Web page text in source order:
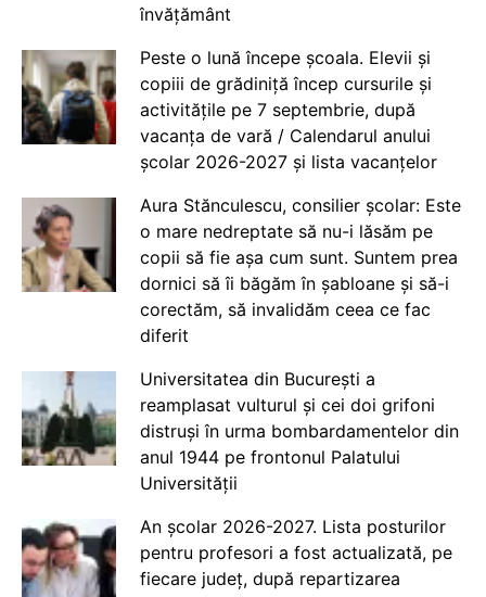
învățământ
Peste o lună începe școala. Elevii și
copiii de grădiniță încep cursurile și
activitățile pe 7 septembrie, după
vacanța de vară / Calendarul anului
școlar 2026-2027 și lista vacanțelor
Aura Stănculescu, consilier școlar: Este
o mare nedreptate să nu-i lăsăm pe
copii să fie așa cum sunt. Suntem prea
dornici să îi băgăm în șabloane și să-i
corectăm, să invalidăm ceea ce fac
diferit
Universitatea din București a
reamplasat vulturul și cei doi grifoni
distruși în urma bombardamentelor din
anul 1944 pe frontonul Palatului
Universității
An școlar 2026-2027. Lista posturilor
pentru profesori a fost actualizată, pe
fiecare județ, după repartizarea